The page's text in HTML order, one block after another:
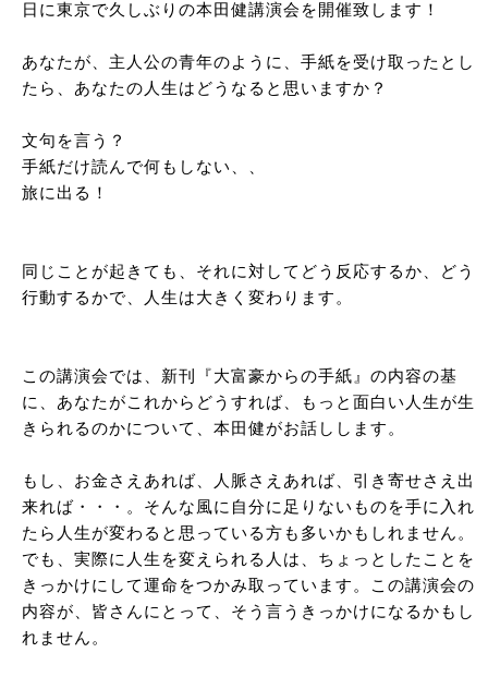
日に東京で久しぶりの本田健講演会を開催致します！
あなたが、主人公の青年のように、手紙を受け取ったとし
たら、あなたの人生はどうなると思いますか？
文句を言う？
手紙だけ読んで何もしない、、
旅に出る！
同じことが起きても、それに対してどう反応するか、どう
行動するかで、人生は大きく変わります。
この講演会では、新刊『大富豪からの手紙』の内容の基
に、あなたがこれからどうすれば、もっと面白い人生が生
きられるのかについて、本田健がお話しします。
もし、お金さえあれば、人脈さえあれば、引き寄せさえ出
来れば・・・。そんな風に自分に足りないものを手に入れ
たら人生が変わると思っている方も多いかもしれません。
でも、実際に人生を変えられる人は、ちょっとしたことを
きっかけにして運命をつかみ取っています。この講演会の
内容が、皆さんにとって、そう言うきっかけになるかもし
れません。